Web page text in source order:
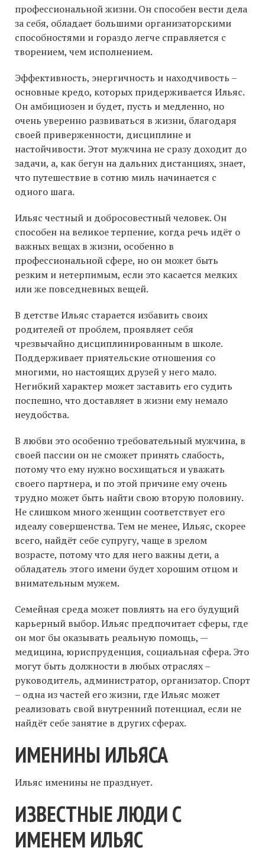
профессиональной жизни. Он способен вести дела
за себя, обладает большими организаторскими
способностями и гораздо легче справляется с
творением, чем исполнением.
Эффективность, энергичность и находчивость –
основные кредо, которых придерживается Ильяс.
Он амбициозен и будет, пусть и медленно, но
очень уверенно развиваться в жизни, благодаря
своей приверженности, дисциплине и
настойчивости. Этот мужчина не сразу доходит до
задачи, а, как бегун на дальних дистанциях, знает,
что путешествие в сотню миль начинается с
одного шага.
Ильяс честный и добросовестный человек. Он
способен на великое терпение, когда речь идёт о
важных вещах в жизни, особенно в
профессиональной сфере, но он может быть
резким и нетерпимым, если это касается мелких
или же повседневных вещей.
В детстве Ильяс старается избавить своих
родителей от проблем, проявляет себя
чрезвычайно дисциплинированным в школе.
Поддерживает приятельские отношения со
многими, но настоящих друзей у него мало.
Негибкий характер может заставить его судить
поспешно, что доставляет в жизни ему немало
неудобства.
В любви это особенно требовательный мужчина, в
своей пассии он не сможет принять слабость,
потому что ему нужно восхищаться и уважать
своего партнера, и по этой причине ему очень
трудно может быть найти свою вторую половину.
Не слишком много женщин соответствует его
идеалу совершенства. Тем не менее, Ильяс, скорее
всего, найдёт себе супругу, чаще в зрелом
возрасте, потому что для него важны дети, а
обладатель этого имени будет хорошим отцом и
внимательным мужем.
Семейная среда может повлиять на его будущий
карьерный выбор. Ильяс предпочитает сферы, где
он мог бы оказывать реальную помощь, —
медицина, юриспруденция, социальная сфера. Это
могут быть должности в любых отраслях –
руководитель, администратор, организатор. Спорт
– одна из частей его жизни, где Ильяс может
реализовать свой внутренний потенциал, если не
найдёт себе занятие в других сферах.
ИМЕНИНЫ ИЛЬЯСА
Ильяс именины не празднует.
ИЗВЕСТНЫЕ ЛЮДИ С
ИМЕНЕМ ИЛЬЯС